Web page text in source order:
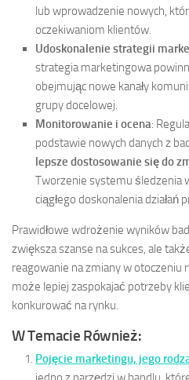
lub wprowadzenie nowych,
oczekiwaniom klientów.
Udoskonalenie strategii
strategia marketingowa
obejmując nowe kanały
grupy docelowej.
Monitorowanie i ocena:
podstawie nowych danych z
lepsze dostosowanie się do
Tworzenie systemu śledzenia
ciągłego doskonalenia działań
Prawidłowe wdrożenie wyników
zwiększa szanse na sukces, ale
reagowanie na zmiany w
może lepiej zaspokajać potrzeby
konkurować na rynku.
W Temacie Również:
Pojęcie marketingu, jego